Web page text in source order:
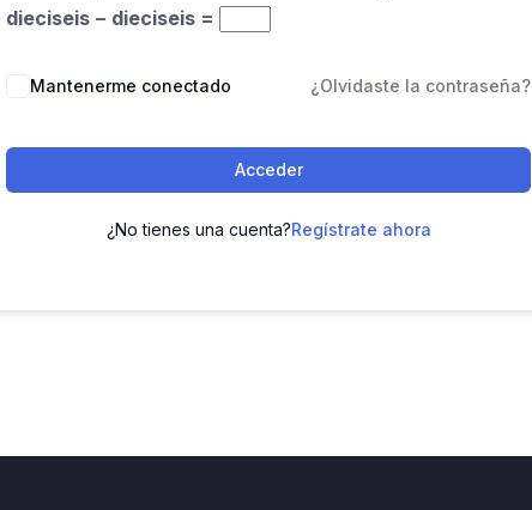
dieciseis − dieciseis =
Mantenerme conectado ¿Olvidaste la contraseña?
Acceder
¿No tienes una cuenta?Regístrate ahora